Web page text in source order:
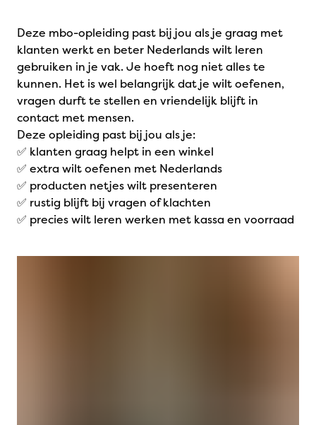
Deze mbo-opleiding past bij jou als je graag met
klanten werkt en beter Nederlands wilt leren
gebruiken in je vak. Je hoeft nog niet alles te
kunnen. Het is wel belangrijk dat je wilt oefenen,
vragen durft te stellen en vriendelijk blijft in
contact met mensen.
Deze opleiding past bij jou als je:
✅ klanten graag helpt in een winkel
✅ extra wilt oefenen met Nederlands
✅ producten netjes wilt presenteren
✅ rustig blijft bij vragen of klachten
✅ precies wilt leren werken met kassa en voorraad